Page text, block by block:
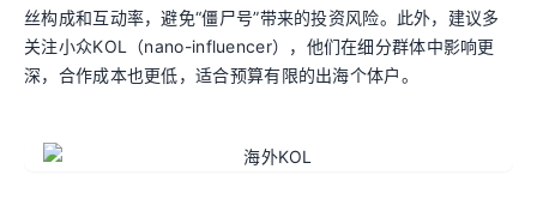
丝构成和互动率，避免“僵尸号”带来的投资风险。此外，建议多
关注小众KOL（nano-influencer），他们在细分群体中影响更
深，合作成本也更低，适合预算有限的出海个体户。